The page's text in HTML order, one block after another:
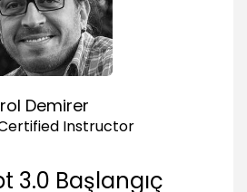
kullanımı
satırları
genel bakış
Demirer
Instructor
3.0 Başlangıç